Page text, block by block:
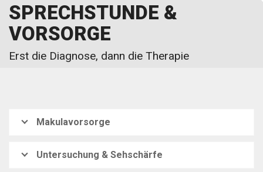
SPRECHSTUNDE &
VORSORGE
Erst die Diagnose, dann die Therapie
Makulavorsorge
Untersuchung & Sehschärfe